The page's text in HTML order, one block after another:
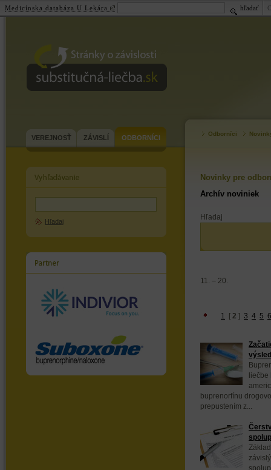
substitučná-liečba.sk
VEREJNOSŤ ZÁVISLÍ ODBORNÍCI
Hľadaj
Odborníci
Novinky pre
Archív noviniek
Hľadaj
11. – 20.
1 [ 2 ] 3 4 5 6
liečbe
buprenorfínu
prepustením z...
Medicínska databáza U Lekára hľadať